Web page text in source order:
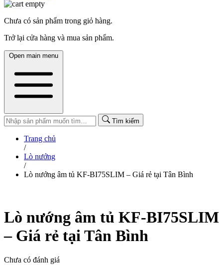
Chưa có sản phẩm trong giỏ hàng.
Trở lại cửa hàng và mua sản phẩm.
Open main menu
Tìm kiếm
Trang chủ
/
Lò nướng
/
Lò nướng âm tủ KF-BI75SLIM – Giá rẻ tại Tân Bình
Lò nướng âm tủ KF-BI75SLIM
– Giá rẻ tại Tân Bình
Chưa có đánh giá